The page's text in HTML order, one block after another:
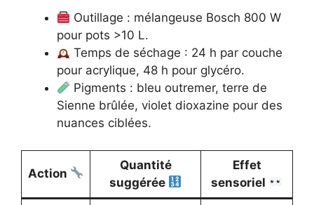
Outillage : mélangeuse Bosch 800 W
pour pots >10 L.
Temps de séchage : 24 h par couche
pour acrylique, 48 h pour glycéro.
Pigments : bleu outremer, terre de
Sienne brûlée, violet dioxazine pour des
nuances ciblées.
Action
Quantité
suggérée
Effet
sensoriel